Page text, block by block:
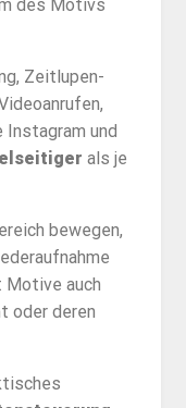
des Motivs
Zeitlupen-
Instagram und
als je
bewegen,
Motive auch
oder deren